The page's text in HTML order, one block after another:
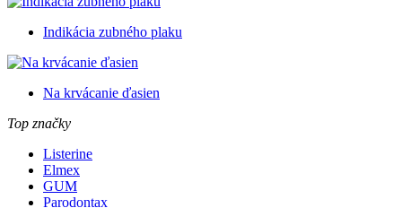
Indikácia zubného plaku
Na krvácanie ďasien
Top značky
Listerine
Elmex
GUM
Parodontax